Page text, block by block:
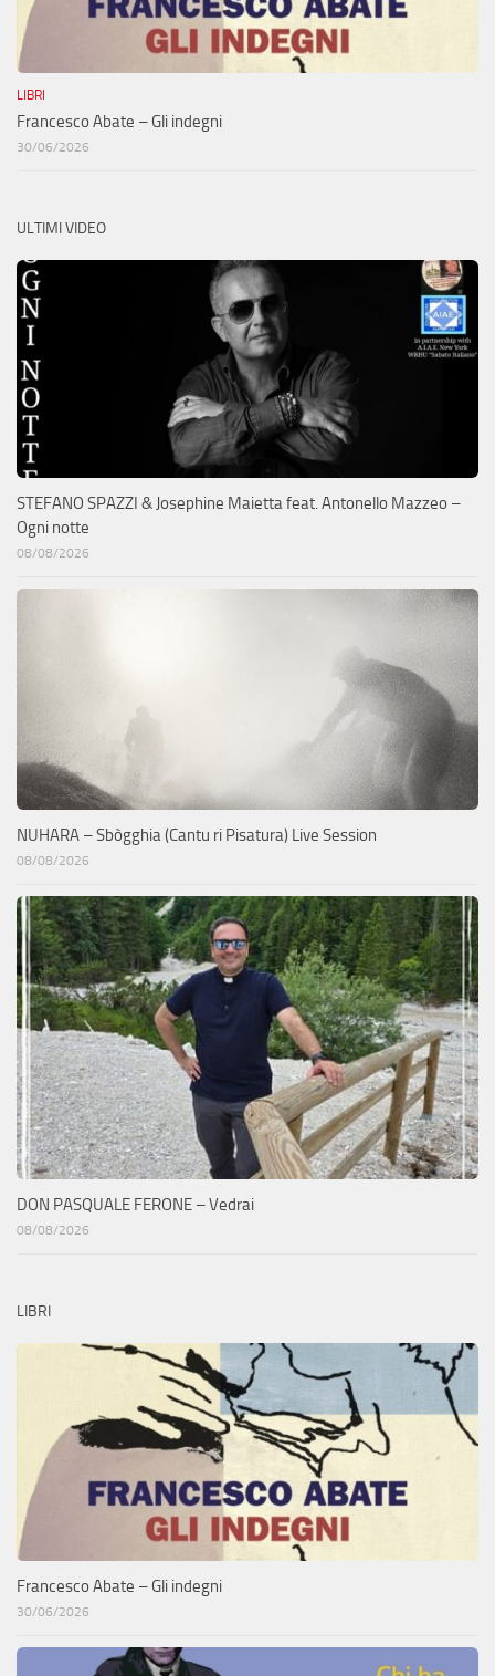
LIBRI
Francesco Abate – Gli indegni
30/06/2026
ULTIMI VIDEO
STEFANO SPAZZI & Josephine Maietta feat. Antonello Mazzeo –
Ogni notte
08/08/2026
NUHARA – Sbògghia (Cantu ri Pisatura) Live Session
08/08/2026
DON PASQUALE FERONE – Vedrai
08/08/2026
LIBRI
Francesco Abate – Gli indegni
30/06/2026